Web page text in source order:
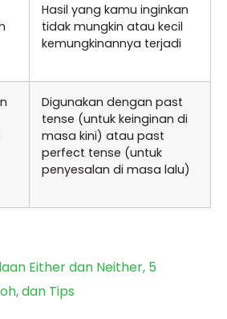
Hasil yang kamu inginkan
tidak mungkin atau kecil
kemungkinannya terjadi
Digunakan dengan past
tense (untuk keinginan di
masa kini) atau past
perfect tense (untuk
penyesalan di masa lalu)
Either dan Neither, 5
dan Tips